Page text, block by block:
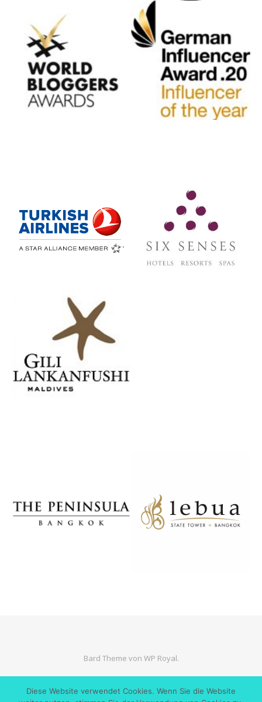
Bard Theme von WP Royal.
ZURÜCK NACH OBEN
Diese Website verwendet Cookies. Wenn Sie die Website